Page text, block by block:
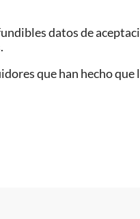
datos de
que han hecho